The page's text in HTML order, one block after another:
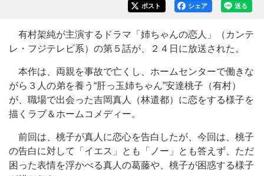
送る
シェア
ポスト
有村架純が主演するドラマ「姉ちゃんの恋人」（カンテ
レ・フジテレビ系）の第５話が、２４日に放送された。
本作は、両親を事故で亡くし、ホームセンターで働きな
がら３人の弟を養う“肝っ玉姉ちゃん”安達桃子（有村）
が、職場で出会った吉岡真人（林遣都）に恋をする様子を
描くラブ＆ホームコメディー。
前回は、桃子が真人に恋心を告白したが、今回は、桃子
の告白に対して「イエス」とも「ノー」とも答えず、ただ
困った表情を浮かべる真人の葛藤や、桃子が困惑する様子